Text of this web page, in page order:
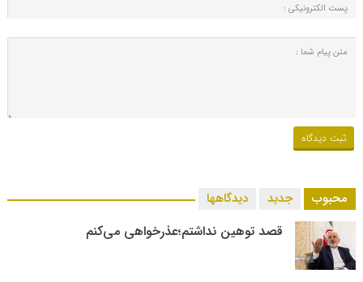
محبوب جدید دیدگاهها
قصد توهین نداشتم؛عذرخواهی می‌کنم